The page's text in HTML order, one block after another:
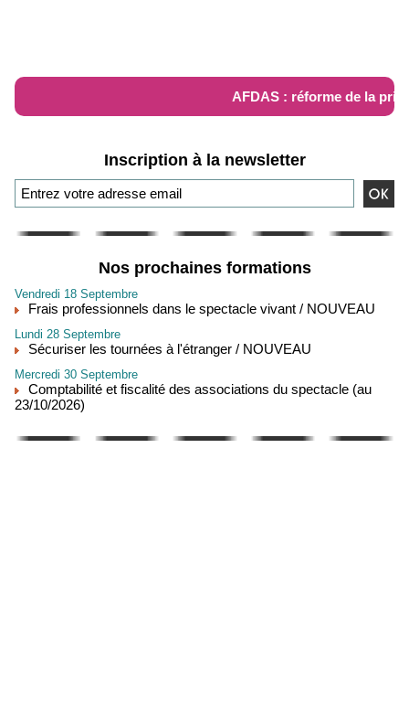
AFDAS : réforme de la prise
Inscription à la newsletter
Nos prochaines formations
Vendredi 18 Septembre
Frais professionnels dans le spectacle vivant / NOUVEAU
Lundi 28 Septembre
Sécuriser les tournées à l'étranger / NOUVEAU
Mercredi 30 Septembre
Comptabilité et fiscalité des associations du spectacle (au
23/10/2026)